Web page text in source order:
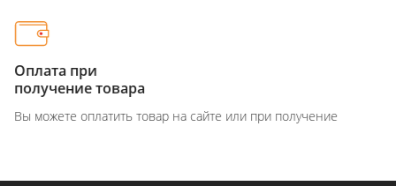
Оплата при
получение товара
Вы можете оплатить товар на сайте или при получение